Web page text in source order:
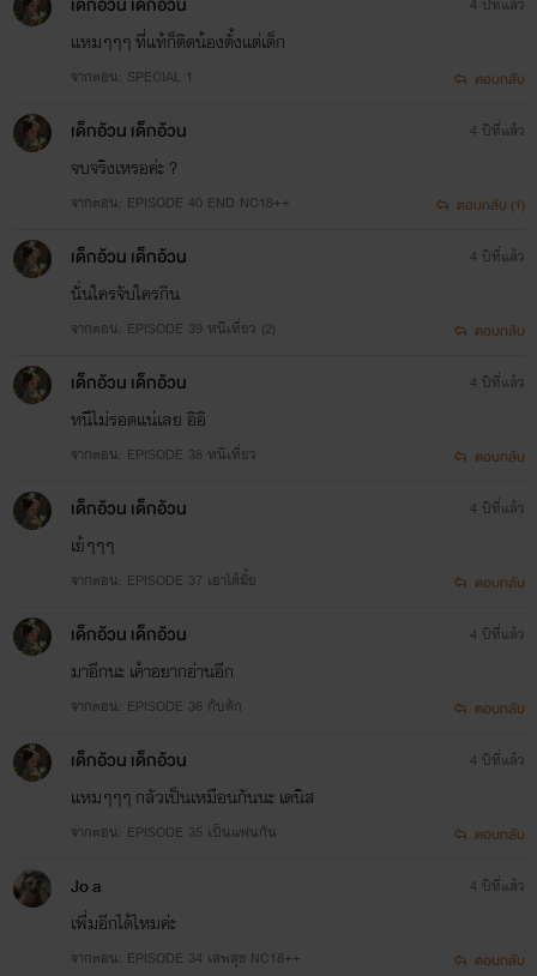
แหมๆๆๆ ที่แท้ก็ติดน้องตั้งแต่เด็ก
จากตอน: SPECIAL 1 ตอบกลับ
เด็กอ้วน เด็กอ้วน
จบจริงเหรอค่ะ ?
จากตอน: EPISODE 40 END NC18++
4 ปีที่แล้ว
ตอบกลับ (1)
เด็กอ้วน เด็กอ้วน
นั่นใครจับใครกิน
จากตอน: EPISODE 39 หนีเที่ยว (2)
4 ปีที่แล้ว
ตอบกลับ
เด็กอ้วน เด็กอ้วน
หนีไม่รอดแน่เลย อิอิ
จากตอน: EPISODE 38 หนีเที่ยว
4 ปีที่แล้ว
ตอบกลับ
เด็กอ้วน เด็กอ้วน
เย้ๆๆๆ
จากตอน: EPISODE 37 เอาได้มั้ย
4 ปีที่แล้ว
ตอบกลับ
เด็กอ้วน เด็กอ้วน
มาอีกนะ เค้าอยากอ่านอีก
จากตอน: EPISODE 36 กับดัก
4 ปีที่แล้ว
ตอบกลับ
เด็กอ้วน เด็กอ้วน
แหมๆๆๆ กลัวเป็นเหมือนกันนะ เดนิส
จากตอน: EPISODE 35 เป็นแฟนกัน
4 ปีที่แล้ว
ตอบกลับ
Jo a
เพี่มอีกได้ไหมค่ะ
จากตอน: EPISODE 34 เสพสุข NC18++
4 ปีที่แล้ว
ตอบกลับ